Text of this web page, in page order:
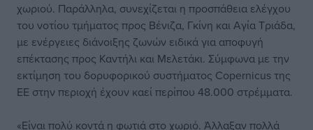
χωριού. Παράλληλα, συνεχίζεται η προσπάθεια ελέγχου
του νοτίου τμήματος προς Βένιζα, Γκίνη και Αγία Τριάδα,
με ενέργειες διάνοιξης ζωνών ειδικά για αποφυγή
επέκτασης προς Καντήλι και Μελετάκι. Σύμφωνα με την
εκτίμηση του δορυφορικού συστήματος Copernicus της
ΕΕ στην περιοχή έχουν καεί περίπου 48.000 στρέμματα.
«Είναι πολύ κοντά η φωτιά στο χωριό. Άλλαξαν πολλά